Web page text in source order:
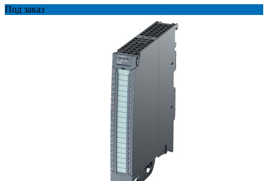
Под заказ